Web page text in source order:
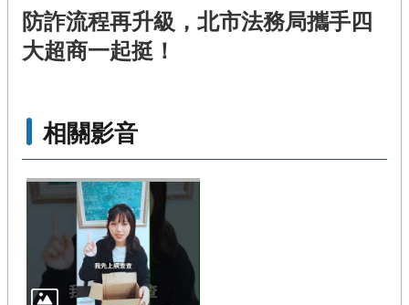
防詐流程再升級，北市法務局攜手四
大超商一起挺！
相關影音